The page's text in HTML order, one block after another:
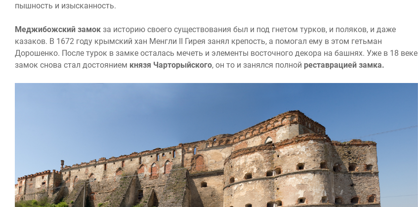
пышность и изысканность.
Меджибожский замок за историю своего существования был и под гнетом турков, и поляков, и даже
казаков. В 1672 году крымский хан Менгли II Гирея занял крепость, а помогал ему в этом гетьман
Дорошенко. После турок в замке осталась мечеть и элементы восточного декора на башнях. Уже в 18 веке
замок снова стал достоянием князя Чарторыйского, он то и занялся полной реставрацией замка.